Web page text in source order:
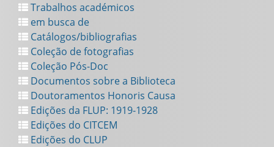
Trabalhos académicos
em busca de
Catálogos/bibliografias
Coleção de fotografias
Coleção Pós-Doc
Documentos sobre a Biblioteca
Doutoramentos Honoris Causa
Edições da FLUP: 1919-1928
Edições do CITCEM
Edições do CLUP